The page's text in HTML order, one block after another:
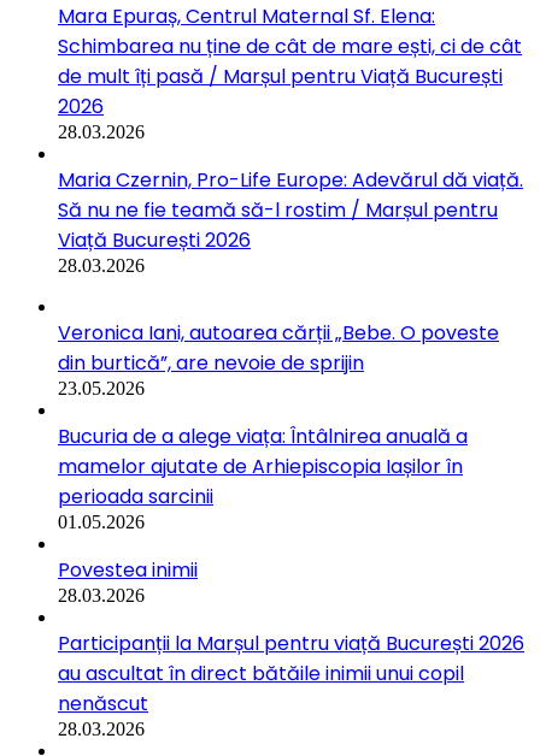
Mara Epuraș, Centrul Maternal Sf. Elena:
Schimbarea nu ține de cât de mare ești, ci de cât
de mult îți pasă / Marșul pentru Viață București
2026
28.03.2026
Maria Czernin, Pro-Life Europe: Adevărul dă viață.
Să nu ne fie teamă să-l rostim / Marșul pentru
Viață București 2026
28.03.2026
Veronica Iani, autoarea cărții „Bebe. O poveste
din burtică”, are nevoie de sprijin
23.05.2026
Bucuria de a alege viața: Întâlnirea anuală a
mamelor ajutate de Arhiepiscopia Iașilor în
perioada sarcinii
01.05.2026
Povestea inimii
28.03.2026
Participanții la Marșul pentru viață București 2026
au ascultat în direct bătăile inimii unui copil
nenăscut
28.03.2026